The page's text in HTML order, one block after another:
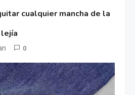
cualquier mancha de la
0